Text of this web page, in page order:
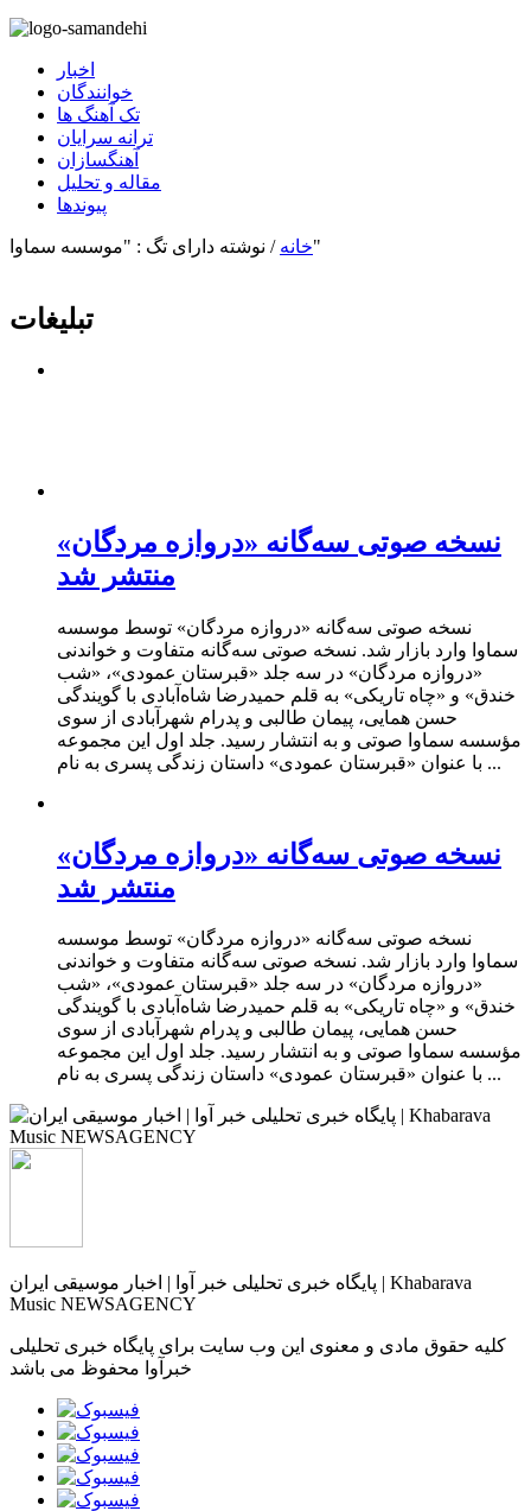
اخبار
خوانندگان
تک آهنگ ها
ترانه سرایان
آهنگسازان
مقاله و تحلیل
پیوندها
خانه / نوشته دارای تگ : "موسسه سماوا"
تبلیغات
نسخه صوتی سه‌گانه «دروازه مردگان»
منتشر شد
نسخه صوتی سه‌گانه «دروازه مردگان» توسط موسسه
سماوا وارد بازار شد. نسخه صوتی سه‌گانه متفاوت و خواندنی
«دروازه مردگان» در سه جلد «قبرستان عمودی»، «شب
خندق» و «چاه تاریکی» به قلم حمیدرضا شاه‌آبادی با گویندگی
حسن همایی، پیمان طالبی و پدرام شهرآبادی از سوی
مؤسسه سماوا صوتی و به انتشار رسید. جلد اول این مجموعه
با عنوان «قبرستان عمودی» داستان زندگی پسری به نام ...
نسخه صوتی سه‌گانه «دروازه مردگان»
منتشر شد
نسخه صوتی سه‌گانه «دروازه مردگان» توسط موسسه
سماوا وارد بازار شد. نسخه صوتی سه‌گانه متفاوت و خواندنی
«دروازه مردگان» در سه جلد «قبرستان عمودی»، «شب
خندق» و «چاه تاریکی» به قلم حمیدرضا شاه‌آبادی با گویندگی
حسن همایی، پیمان طالبی و پدرام شهرآبادی از سوی
مؤسسه سماوا صوتی و به انتشار رسید. جلد اول این مجموعه
با عنوان «قبرستان عمودی» داستان زندگی پسری به نام ...
پایگاه خبری تحلیلی خبر آوا | اخبار موسیقی ایران | Khabarava
Music NEWSAGENCY
کلیه حقوق مادی و معنوی این وب سایت برای پایگاه خبری تحلیلی
خبرآوا محفوظ می باشد